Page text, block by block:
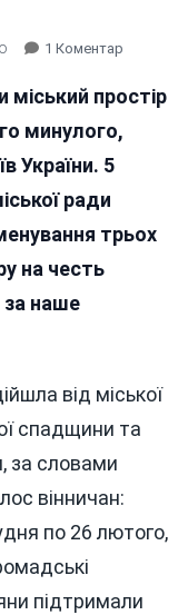
1 КоментарДо
Що
На
Честь
простір
минулого,
України. 5
ради
трьох
на честь
за наше
від міської
спадщини та
за словами
вінничан:
по 26 лютого,
підтримали